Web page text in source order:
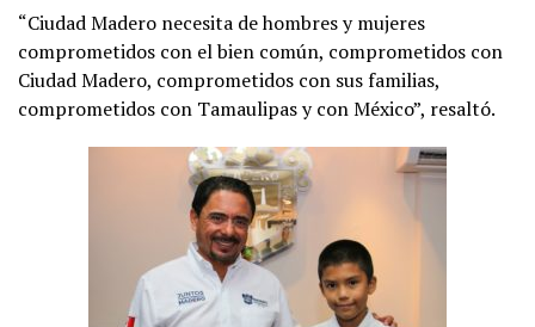
“Ciudad Madero necesita de hombres y mujeres
comprometidos con el bien común, comprometidos con
Ciudad Madero, comprometidos con sus familias,
comprometidos con Tamaulipas y con México”, resaltó.